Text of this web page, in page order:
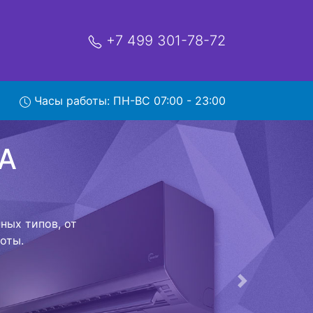
+7 499 301-78-72
Часы работы: ПН-ВС 07:00 - 23:00
которая
в
с
в сервисный
к работе
Следующая